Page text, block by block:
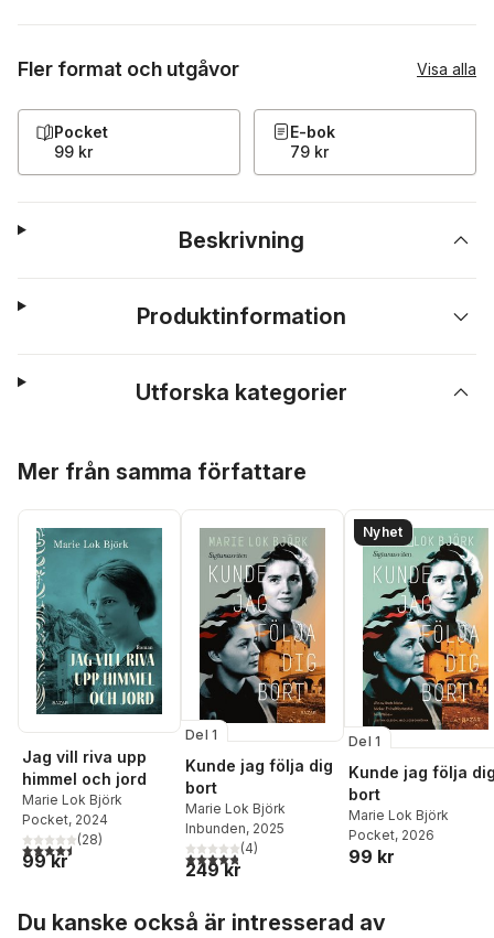
Fler format och utgåvor Visa alla
Pocket
99 kr
E-bok
79 kr
Beskrivning
Produktinformation
Utforska kategorier
Mer från samma författare
Jag vill riva upp
himmel och jord
Marie Lok Björk
Pocket, 2024
4,5utav 5 stjärnor. Totalt antal röster:
(28)
99 kr
Del 1
Kunde jag följa dig
bort
Marie Lok Björk
Inbunden, 2025
4,8utav 5 stjärnor. Totalt antal röster:
(4)
249 kr
Nyhet
Del 1
Kunde jag följa
bort
Marie Lok Björk
Pocket, 2026
99 kr
Du kanske också är intresserad av